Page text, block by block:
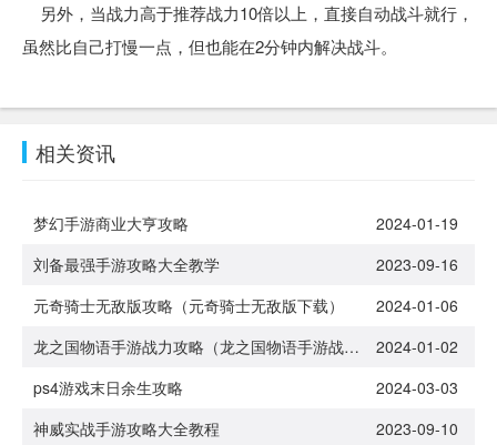
另外，当战力高于推荐战力10倍以上，直接自动战斗就行，
虽然比自己打慢一点，但也能在2分钟内解决战斗。
相关资讯
梦幻手游商业大亨攻略
2024-01-19
刘备最强手游攻略大全教学
2023-09-16
元奇骑士无敌版攻略（元奇骑士无敌版下载）
2024-01-06
龙之国物语手游战力攻略（龙之国物语手游战力攻略大全）
2024-01-02
ps4游戏末日余生攻略
2024-03-03
神威实战手游攻略大全教程
2023-09-10